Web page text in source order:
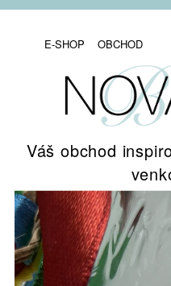
E-SHOP OBCHOD
Váš obchod